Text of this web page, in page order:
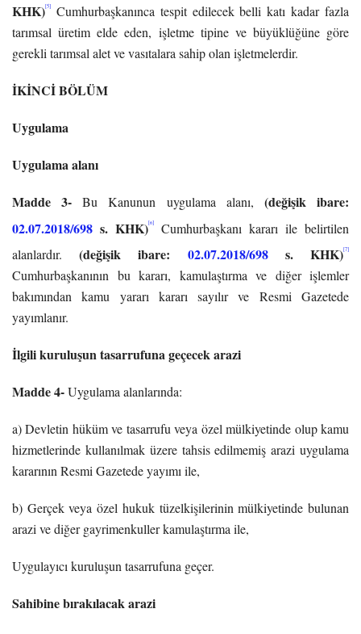
KHK)[5]
Cumhurbaşkanınca tespit edilecek belli katı kadar fazla
tarımsal üretim elde eden, işletme tipine ve büyüklüğüne göre
gerekli tarımsal alet ve vasıtalara sahip olan işletmelerdir.
İKİNCİ BÖLÜM
Uygulama
Uygulama alanı
Madde 3- Bu Kanunun uygulama alanı, (değişik ibare:
02.07.2018/698 s. KHK)[6]
Cumhurbaşkanı kararı ile belirtilen
alanlardır.(değişik ibare: 02.07.2018/698s. KHK)[7]
Cumhurbaşkanının bu kararı, kamulaştırma ve diğer işlemler
bakımından kamu yararı kararı sayılır ve Resmi Gazetede
yayımlanır.
İlgili kuruluşun tasarrufuna geçecek arazi
Madde 4-Uygulama alanlarında:
a) Devletin hüküm ve tasarrufu veya özel mülkiyetinde olup kamu
hizmetlerinde kullanılmak üzere tahsis edilmemiş arazi uygulama
kararının Resmi Gazetede yayımı ile,
b) Gerçek veya özel hukuk tüzelkişilerinin mülkiyetinde bulunan
arazi ve diğer gayrimenkuller kamulaştırma ile,
Uygulayıcı kuruluşun tasarrufuna geçer.
Sahibine bırakılacak arazi